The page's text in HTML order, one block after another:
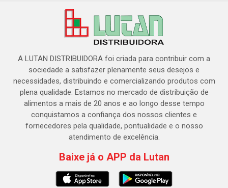
A LUTAN DISTRIBUIDORA foi criada para contribuir com a
sociedade a satisfazer plenamente seus desejos e
necessidades, distribuindo e comercializando produtos com
plena qualidade. Estamos no mercado de distribuição de
alimentos a mais de 20 anos e ao longo desse tempo
conquistamos a confiança dos nossos clientes e
fornecedores pela qualidade, pontualidade e o nosso
atendimento de excelência.
Baixe já o APP da Lutan